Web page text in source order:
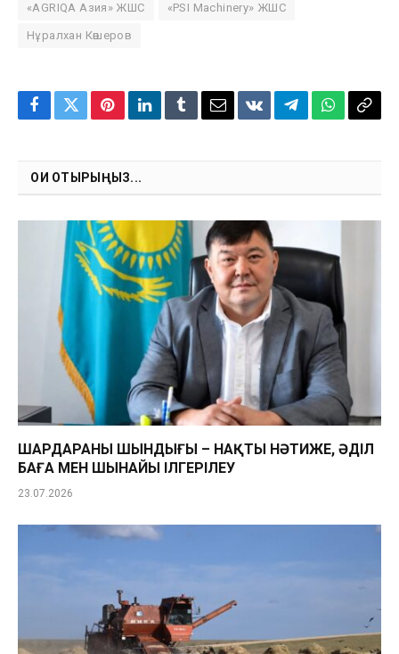
«AGRIQA Азия» ЖШС «PSI Machinery» ЖШС
Нұралхан Көшеров
Facebook
TwitterPinterestLinkedInTumblrEmailVKontakte
TelegramWhatsApp
Copy
ОҚИ ОТЫРЫҢЫЗ...
ШАРДАРАНЫҢ ШЫНДЫҒЫ – НАҚТЫ НӘТИЖЕ, ӘДІЛ
БАҒА МЕН ШЫНАЙЫ ІЛГЕРІЛЕУ
23.07.2026